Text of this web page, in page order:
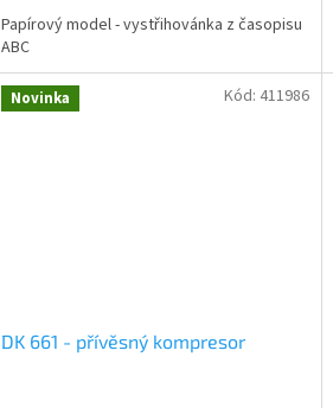
Papírový model - vystřihovánka z časopisu
ABC
Novinka
DK 661 - přívěsný kompresor
Kód: 411986